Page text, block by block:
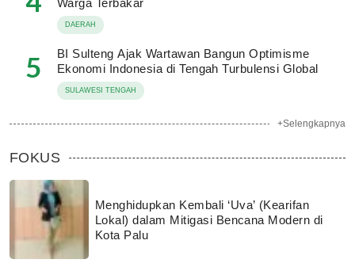
Warga Terbakar
DAERAH
5
BI Sulteng Ajak Wartawan Bangun Optimisme
Ekonomi Indonesia di Tengah Turbulensi Global
SULAWESI TENGAH
+Selengkapnya
FOKUS
Menghidupkan Kembali ‘Uva’ (Kearifan
Lokal) dalam Mitigasi Bencana Modern di
Kota Palu